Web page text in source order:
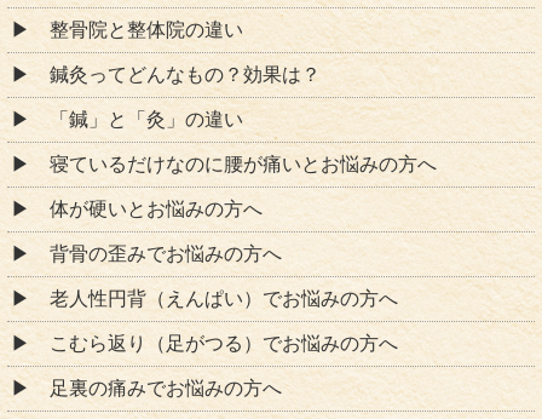
整骨院と整体院の違い
鍼灸ってどんなもの？効果は？
「鍼」と「灸」の違い
寝ているだけなのに腰が痛いとお悩みの方へ
体が硬いとお悩みの方へ
背骨の歪みでお悩みの方へ
老人性円背（えんぱい）でお悩みの方へ
こむら返り（足がつる）でお悩みの方へ
足裏の痛みでお悩みの方へ